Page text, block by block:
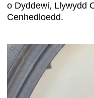
o Dyddewi, Llywydd
Cenhedloedd.